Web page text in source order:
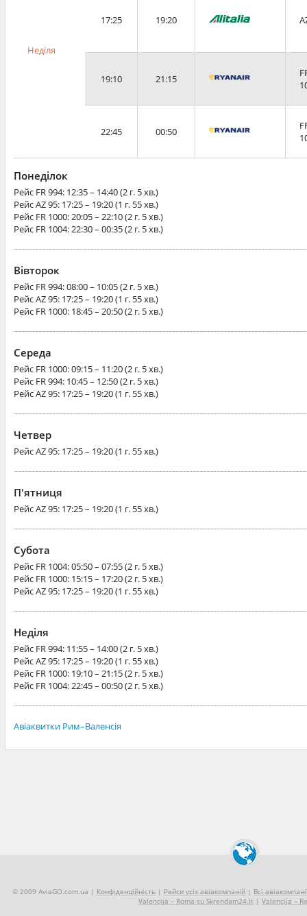
Неділя
17:25 19:20
19:10 21:15
22:45 00:50
Понеділок
Рейс FR 994: 12:35 – 14:40 (2 г. 5 хв.)
РейсAZ 95: 17:25 – 19:20 (1 г. 55 хв.)
Рейс FR 1000: 20:05 – 22:10 (2 г. 5 хв.)
Рейс FR 1004: 22:30 – 00:35 (2 г. 5 хв.)
Вівторок
Рейс FR 994: 08:00 – 10:05 (2 г. 5 хв.)
РейсAZ 95: 17:25 – 19:20 (1 г. 55 хв.)
Рейс FR 1000: 18:45 – 20:50 (2 г. 5 хв.)
Середа
Рейс FR 1000: 09:15 – 11:20 (2 г. 5 хв.)
Рейс FR 994: 10:45 – 12:50 (2 г. 5 хв.)
РейсAZ 95: 17:25 – 19:20 (1 г. 55 хв.)
Четвер
РейсAZ 95: 17:25 – 19:20 (1 г. 55 хв.)
П'ятниця
РейсAZ 95: 17:25 – 19:20 (1 г. 55 хв.)
Субота
Рейс FR 1004: 05:50 – 07:55 (2 г. 5 хв.)
Рейс FR 1000: 15:15 – 17:20 (2 г. 5 хв.)
РейсAZ 95: 17:25 – 19:20 (1 г. 55 хв.)
Неділя
Рейс FR 994: 11:55 – 14:00 (2 г. 5 хв.)
РейсAZ 95: 17:25 – 19:20 (1 г. 55 хв.)
Рейс FR 1000: 19:10 – 21:15 (2 г. 5 хв.)
Рейс FR 1004: 22:45 – 00:50 (2 г. 5 хв.)
Авіаквитки Рим–Валенсія
© 2009 AviaGO.com.ua | Конфіденційність| Рейси усіх авіакомпаній| Всі
Valencija – Roma su Skrendam24.lt | Valencija –